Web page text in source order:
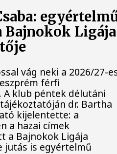
Bajnokok Ligája
vág neki a 2026/27-
férfi
A klub péntek délutáni
dr. Bartha
kijelentette: a
a hazai címek
a Bajnokok Ligája
jutás is egyértelmű